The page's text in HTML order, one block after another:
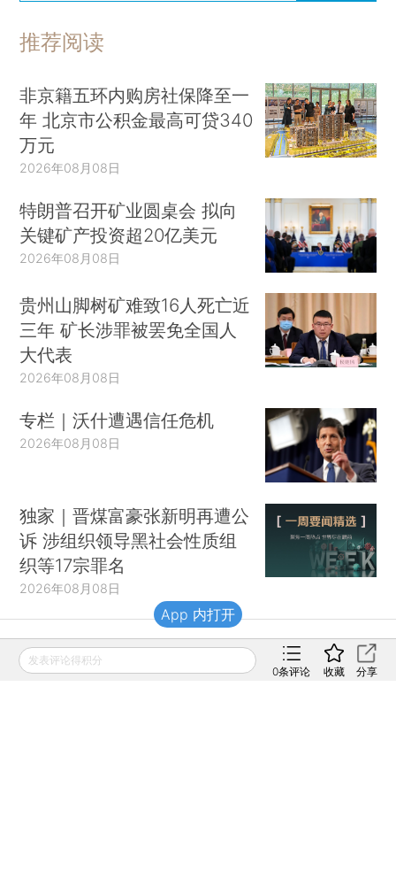
推荐阅读
非京籍五环内购房社保降至一
年 北京市公积金最高可贷340
万元
2026年08月08日
特朗普召开矿业圆桌会 拟向
关键矿产投资超20亿美元
2026年08月08日
贵州山脚树矿难致16人死亡近
三年 矿长涉罪被罢免全国人
大代表
2026年08月08日
专栏｜沃什遭遇信任危机
2026年08月08日
独家｜晋煤富豪张新明再遭公
诉 涉组织领导黑社会性质组
织等17宗罪名
2026年08月08日
财新移动
发表评论得积分
0条评论 收藏 分享
App 内打开